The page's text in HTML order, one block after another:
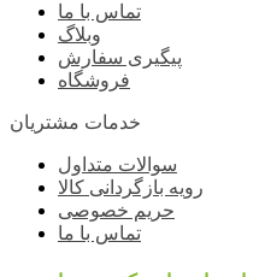
تماس با ما
وبلاگ
پیگیری سفارش
فروشگاه
خدمات مشتریان
سوالات متداول
رویه بازگردانی کالا
حریم خصوصی
تماس با ما